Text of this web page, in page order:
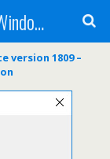
Windows 11 - Windows 10 - Windows 8 - Windows 7 - VISTA
version 1809 –